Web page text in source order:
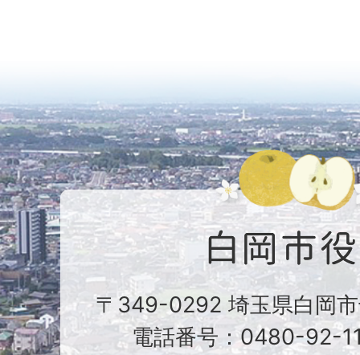
〒349-0292 埼玉県白岡
電話番号：0480-92-